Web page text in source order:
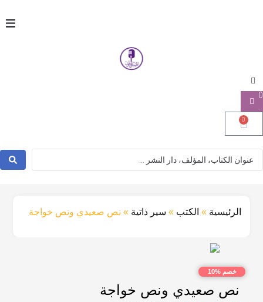
0
0
الرئيسية » الكتب » سير ذاتية » نص صعيدي ونص خواجة
خصم %10
نص صعيدي ونص خواجة